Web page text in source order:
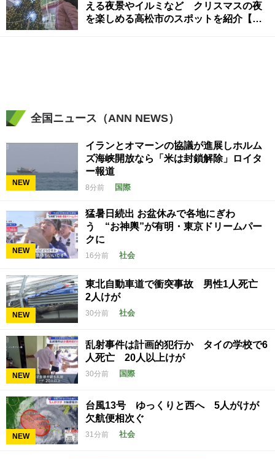
える夜景やイルミなど クリスマスの夜
を楽しめる高松市のスポットを紹介【い
全国ニュース（ANN NEWS）
NEW
イランとオマーンの協議が進展しホルム
ズ海峡開放なら「米は封鎖解除」ロイタ
ー報道
8分前 国際
NEW
猛暑日続出 お盆休みで各地にぎわ
う “お神輿”が有明・東京ドリームパー
クに
16分前 社会
NEW
東北自動車道で衝突事故 男性1人死亡
2人けが
30分前 社会
NEW
乱射事件は計画的犯行か タイの学校で6
人死亡 20人以上けが
30分前 国際
NEW
台風13号 ゆっくりと西へ 5人がけが
欠航便相次ぐ
31分前 社会